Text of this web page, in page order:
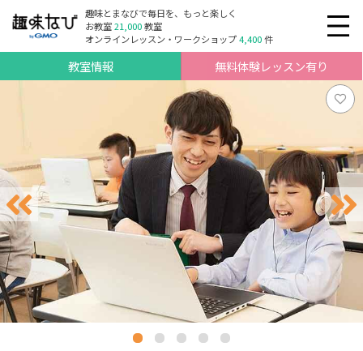
趣味とまなびで毎日を、もっと楽しく
お教室21,000教室
オンラインレッスン・ワークショップ4,400件
教室情報 無料体験レッスン有り